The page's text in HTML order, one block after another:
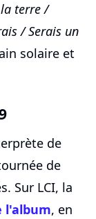
terre /
/ Serais un
solaire et
de
de
Sur LCI, la
l'album, en